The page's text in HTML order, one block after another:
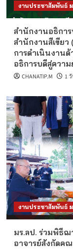
งานประชาสัมพันธ์
สำนักงานอธิกา
สำนักงานสีเขีย
การดำเนินงาน
อธิการบดีสู่ควา
CHANATIP.M 1
งานประชาสัมพันธ์
มร.ลป. ร่วมพิธีฌ
อาจารย์สังกัดค